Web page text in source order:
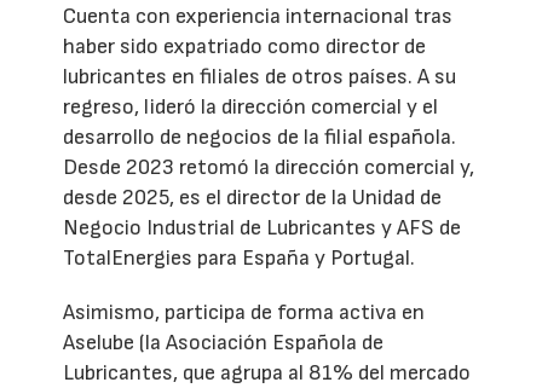
Cuenta con experiencia internacional tras
haber sido expatriado como director de
lubricantes en filiales de otros países. A su
regreso, lideró la dirección comercial y el
desarrollo de negocios de la filial española.
Desde 2023 retomó la dirección comercial y,
desde 2025, es el director de la Unidad de
Negocio Industrial de Lubricantes y AFS de
TotalEnergies para España y Portugal.
Asimismo, participa de forma activa en
Aselube (la Asociación Española de
Lubricantes, que agrupa al 81% del mercado